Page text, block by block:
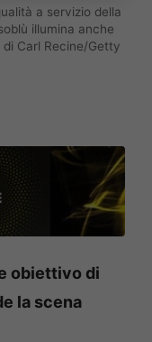
a servizio della
illumina anche
Carl Recine/Getty
obiettivo di
la scena